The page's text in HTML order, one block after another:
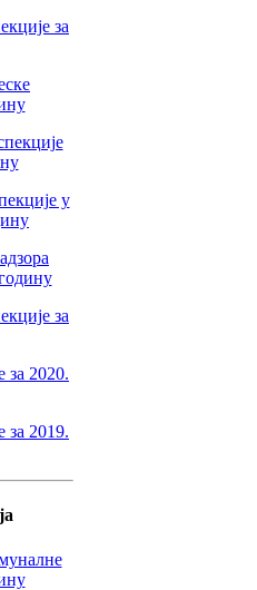
за
у
за
за 2020.
за 2019.